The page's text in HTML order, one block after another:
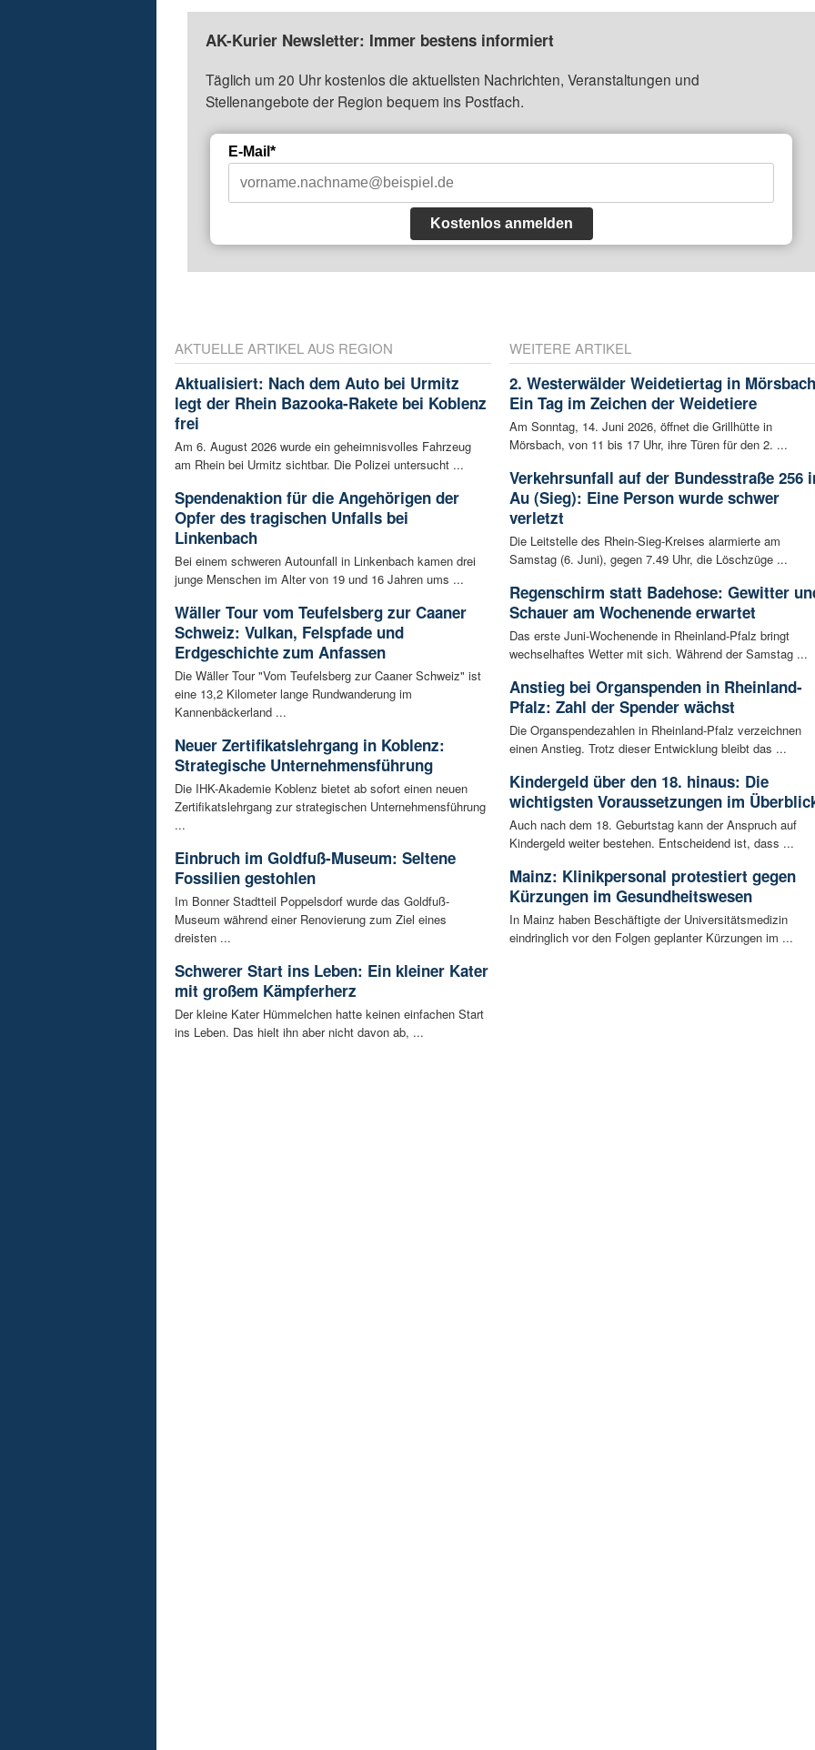
AK-Kurier Newsletter: Immer bestens informiert
Täglich um 20 Uhr kostenlos die aktuellsten Nachrichten, Veranstaltungen und
Stellenangebote der Region bequem ins Postfach.
E-Mail*
Kostenlos anmelden
AKTUELLE ARTIKEL AUS REGION
Aktualisiert: Nach dem Auto bei Urmitz
legt der Rhein Bazooka-Rakete bei Koblenz
frei
Am 6. August 2026 wurde ein geheimnisvolles Fahrzeug
am Rhein bei Urmitz sichtbar. Die Polizei untersucht ...
Spendenaktion für die Angehörigen der
Opfer des tragischen Unfalls bei
Linkenbach
Bei einem schweren Autounfall in Linkenbach kamen drei
junge Menschen im Alter von 19 und 16 Jahren ums ...
Wäller Tour vom Teufelsberg zur Caaner
Schweiz: Vulkan, Felspfade und
Erdgeschichte zum Anfassen
Die Wäller Tour "Vom Teufelsberg zur Caaner Schweiz" ist
eine 13,2 Kilometer lange Rundwanderung im
Kannenbäckerland ...
Neuer Zertifikatslehrgang in Koblenz:
Strategische Unternehmensführung
Die IHK-Akademie Koblenz bietet ab sofort einen neuen
Zertifikatslehrgang zur strategischen Unternehmensführung
...
Einbruch im Goldfuß-Museum: Seltene
Fossilien gestohlen
Im Bonner Stadtteil Poppelsdorf wurde das Goldfuß-
Museum während einer Renovierung zum Ziel eines
dreisten ...
Schwerer Start ins Leben: Ein kleiner Kater
mit großem Kämpferherz
Der kleine Kater Hümmelchen hatte keinen einfachen Start
ins Leben. Das hielt ihn aber nicht davon ab, ...
WEITERE ARTIKEL
2. Westerwälder Weidetiertag in
Ein Tag im Zeichen der Weidetiere
Am Sonntag, 14. Juni 2026, öffnet die Grillhütte in
Mörsbach, von 11 bis 17 Uhr, ihre Türen für den 2. ...
Verkehrsunfall auf der Bundesstraße 256
Au (Sieg): Eine Person wurde schwer
verletzt
Die Leitstelle des Rhein-Sieg-Kreises alarmierte am
Samstag (6. Juni), gegen 7.49 Uhr, die Löschzüge ...
Regenschirm statt Badehose: Gewitter
Schauer am Wochenende erwartet
Das erste Juni-Wochenende in Rheinland-Pfalz bringt
wechselhaftes Wetter mit sich. Während der Samstag ...
Anstieg bei Organspenden in Rheinland-
Pfalz: Zahl der Spender wächst
Die Organspendezahlen in Rheinland-Pfalz verzeichnen
einen Anstieg. Trotz dieser Entwicklung bleibt das ...
Kindergeld über den 18. hinaus: Die
wichtigsten Voraussetzungen im
Auch nach dem 18. Geburtstag kann der Anspruch auf
Kindergeld weiter bestehen. Entscheidend ist, dass ...
Mainz: Klinikpersonal protestiert gegen
Kürzungen im Gesundheitswesen
In Mainz haben Beschäftigte der Universitätsmedizin
eindringlich vor den Folgen geplanter Kürzungen im ...